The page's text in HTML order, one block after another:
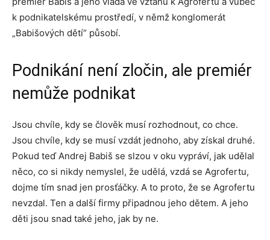
k podnikatelskému prostředí, v němž konglomerát
„Babišových dětí“ působí.
Podnikání není zločin, ale premiér
nemůže podnikat
Jsou chvíle, kdy se člověk musí rozhodnout, co chce.
Jsou chvíle, kdy se musí vzdát jednoho, aby získal druhé.
Pokud teď Andrej Babiš se slzou v oku vypráví, jak udělal
něco, co si nikdy nemyslel, že udělá, vzdá se Agrofertu,
dojme tím snad jen prosťáčky. A to proto, že se Agrofertu
nevzdal. Ten a další firmy připadnou jeho dětem. A jeho
děti jsou snad také jeho, jak by ne.